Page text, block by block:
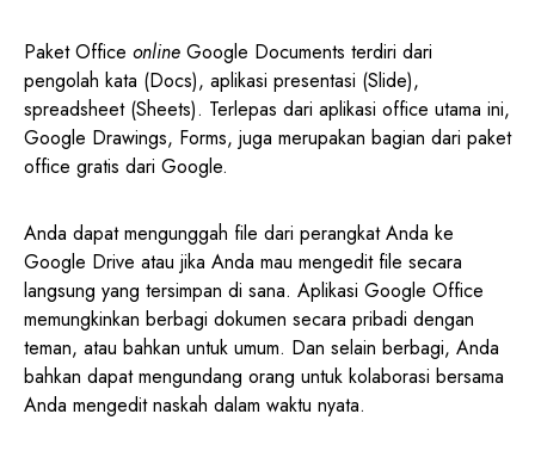
Paket Office online Google Documents terdiri dari
pengolah kata (Docs), aplikasi presentasi (Slide),
spreadsheet (Sheets). Terlepas dari aplikasi office utama ini,
Google Drawings, Forms, juga merupakan bagian dari paket
office gratis dari Google.
Anda dapat mengunggah file dari perangkat Anda ke
Google Drive atau jika Anda mau mengedit file secara
langsung yang tersimpan di sana. Aplikasi Google Office
memungkinkan berbagi dokumen secara pribadi dengan
teman, atau bahkan untuk umum. Dan selain berbagi, Anda
bahkan dapat mengundang orang untuk kolaborasi bersama
Anda mengedit naskah dalam waktu nyata.